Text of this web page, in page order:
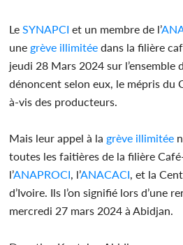
Le SYNAPCI et un membre de l’
une grève illimitée dans la filière
jeudi 28 Mars 2024 sur
dénoncent selon eux, le mépris du
à-vis des producteurs.
Mais leur appel à la grève illimitée
toutes les faitières de la filière
l’ANAPROCI , l’ANACACI , et la
d’Ivoire. Ils l’on signifié lors d’une
mercredi 27 mars 2024 à Abidjan.